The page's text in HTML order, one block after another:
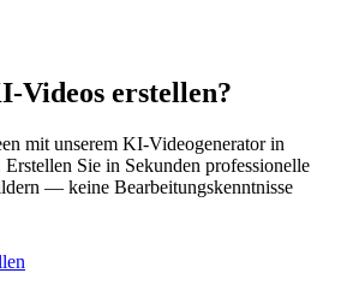
Videos erstellen?
mit unserem KI-Videogenerator in
Sie in Sekunden professionelle
— keine Bearbeitungskenntnisse